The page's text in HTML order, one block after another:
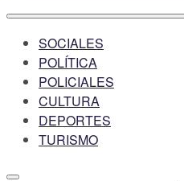
SOCIALES
POLÍTICA
POLICIALES
CULTURA
DEPORTES
TURISMO